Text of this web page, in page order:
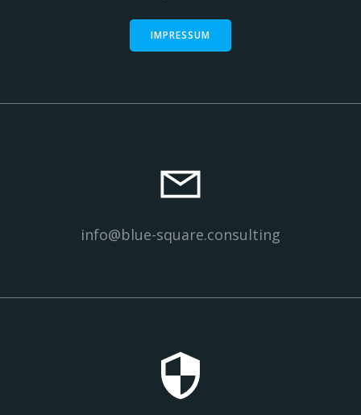
IMPRESSUM
info@blue-square.consulting